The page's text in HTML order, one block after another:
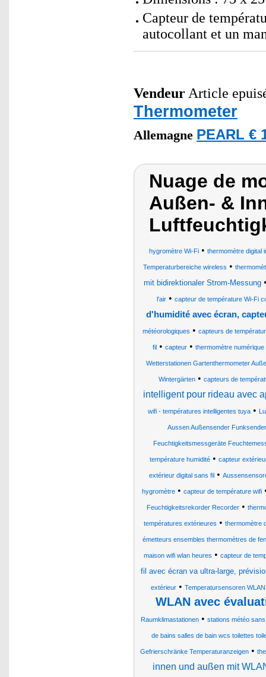
Capteur de
autocollant et un
Vendeur Article
Thermometer
Allemagne PEARL €
Nuage de
Außen- &
hygromètre Wi-Fi • thermomètre digital
Temperaturbereiche wireless •
mit bidirektionaler Strom-Messung
l'air • capteur de température Wi-Fi
d'humidité avec écran,
météorologiques • capteurs de
fil• capteur• thermomètre
Wetterstationen Gartenthermometer
Wintergärten• capteurs de
intelligent pour rideau avec
wifi - températures intelligentes tuya •
Aussen Außensender
Feuchtigkeitsmessgeräte
température humidité• capteur
extérieur digital sans fil •
hygromètre • capteur de température wifi
Feuchtigkeitsrekorder Recorder •
températures extérieures • thermomètre
émetteurs ensembles thermomètres de
maison wifi wlan heures • capteur de
fil avec écran va ultra-large,
extérieur• Temperatursensoren WLAN
WLAN avec
Raumklimastationen • stations météo
de bains salles de bain wcs toilettes
Gefrierschränke Temperaturanzeigen •
innen und außen mit